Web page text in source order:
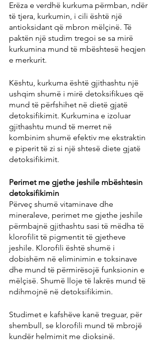
Erëza e verdhë kurkuma përmban, ndër
të tjera, kurkumin, i cili është një
antioksidant që mbron mëlçinë. Të
paktën një studim tregoi se sa mirë
kurkumina mund të mbështesë heqjen
e merkurit.
Kështu, kurkuma është gjithashtu një
ushqim shumë i mirë detoksifikues që
mund të përfshihet në dietë gjatë
detoksifikimit. Kurkumina e izoluar
gjithashtu mund të merret në
kombinim shumë efektiv me ekstraktin
e piperit të zi si një shtesë diete gjatë
detoksifikimit.
Perimet me gjethe jeshile mbështesin
detoksifikimin
Përveç shumë vitaminave dhe
mineraleve, perimet me gjethe jeshile
përmbajnë gjithashtu sasi të mëdha të
klorofilit të pigmentit të gjetheve
jeshile. Klorofili është shumë i
dobishëm në eliminimin e toksinave
dhe mund të përmirësojë funksionin e
mëlçisë. Shumë lloje të lakrës mund të
ndihmojnë në detoksifikimin.
Studimet e kafshëve kanë treguar, për
shembull, se klorofili mund të mbrojë
kundër helmimit me dioksinë.